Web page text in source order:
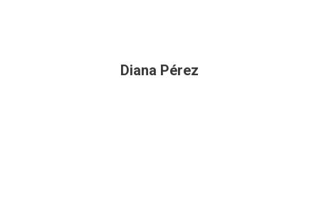
Diana Pérez